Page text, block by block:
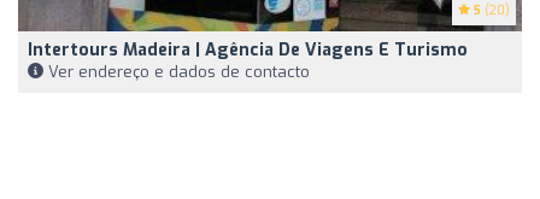
5 (20)
Intertours Madeira | Agência De Viagens E Turismo
Ver endereço e dados de contacto